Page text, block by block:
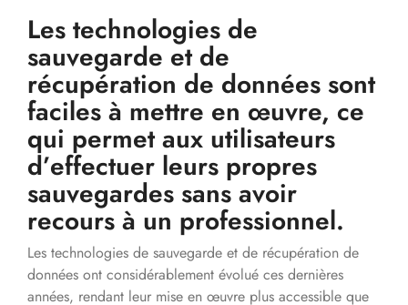
Les technologies de
sauvegarde et de
récupération de données sont
faciles à mettre en œuvre, ce
qui permet aux utilisateurs
d’effectuer leurs propres
sauvegardes sans avoir
recours à un professionnel.
Les technologies de sauvegarde et de récupération de
données ont considérablement évolué ces dernières
années, rendant leur mise en œuvre plus accessible que